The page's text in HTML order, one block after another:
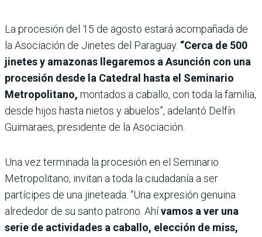
La procesión del 15 de agosto estará acompañada de
la Asociación de Jinetes del Paraguay. “Cerca de 500
jinetes y amazonas llegaremos a Asunción con una
procesión desde la Catedral hasta el Seminario
Metropolitano, montados a caballo, con toda la familia,
desde hijos hasta nietos y abuelos”, adelantó Delfín
Guimaraes, presidente de la Asociación.
Una vez terminada la procesión en el Seminario
Metropolitano, invitan a toda la ciudadanía a ser
partícipes de una jineteada. “Una expresión genuina
alrededor de su santo patrono. Ahívamos a ver una
serie de actividades a caballo, elección de miss,